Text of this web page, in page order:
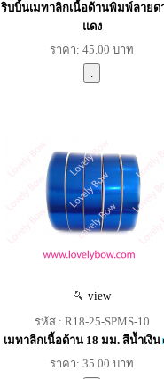
ริบบิ้นเมทาลิกเนื้อด้านพิมพ์ลายด
แดง
ราคา: 45.00 บาท
view
รหัส : R18-25-SPMS-10
เมทาลิกเนื้อด้าน 18 มม. สีน้ำเงิน
ราคา: 35.00 บาท